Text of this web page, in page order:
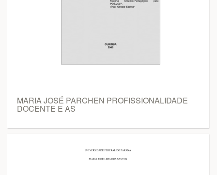
MARIA JOSÉ PARCHEN PROFISSIONALIDADE
DOCENTE E AS